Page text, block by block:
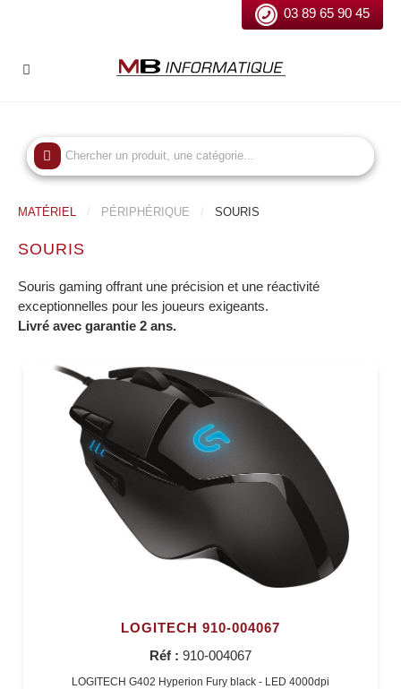
03 89 65 90 45
MATÉRIEL PÉRIPHÉRIQUE SOURIS
SOURIS
Souris gaming offrant une précision et une réactivité
exceptionnelles pour les joueurs exigeants.
Livré avec garantie 2 ans.
LOGITECH 910-004067
Réf : 910-004067
LOGITECH G402 Hyperion Fury black - LED 4000dpi